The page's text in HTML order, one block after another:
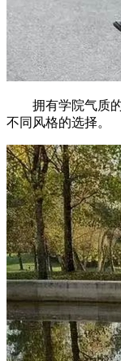
拥有学院气质的
不同风格的选择。